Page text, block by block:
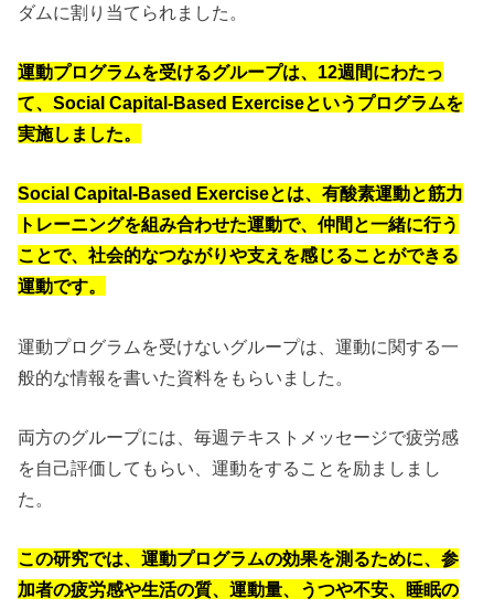
ダムに割り当てられました。
運動プログラムを受けるグループは、12週間にわたっ
て、Social Capital-Based Exerciseというプログラムを
実施しました。
Social Capital-Based Exerciseとは、有酸素運動と筋力
トレーニングを組み合わせた運動で、仲間と一緒に行う
ことで、社会的なつながりや支えを感じることができる
運動です。
運動プログラムを受けないグループは、運動に関する一
般的な情報を書いた資料をもらいました。
両方のグループには、毎週テキストメッセージで疲労感
を自己評価してもらい、運動をすることを励ましまし
た。
この研究では、運動プログラムの効果を測るために、参
加者の疲労感や生活の質、運動量、うつや不安、睡眠の